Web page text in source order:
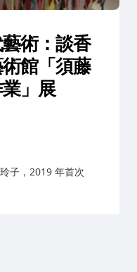
術：談香
館「須藤
」展
子，2019 年首次